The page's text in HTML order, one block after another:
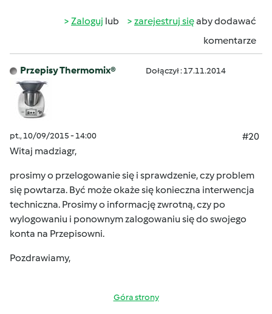
Zaloguj lub zarejestruj sięaby dodawać
komentarze
Przepisy Thermomix® Dołączył : 17.11.2014
pt., 10/09/2015 - 14:00
#20
Witaj madziagr,
prosimy o przelogowanie się i sprawdzenie, czy problem
się powtarza. Być może okaże się konieczna interwencja
techniczna. Prosimy o informację zwrotną, czy po
wylogowaniu i ponownym zalogowaniu się do swojego
konta na Przepisowni.
Pozdrawiamy,
Góra strony